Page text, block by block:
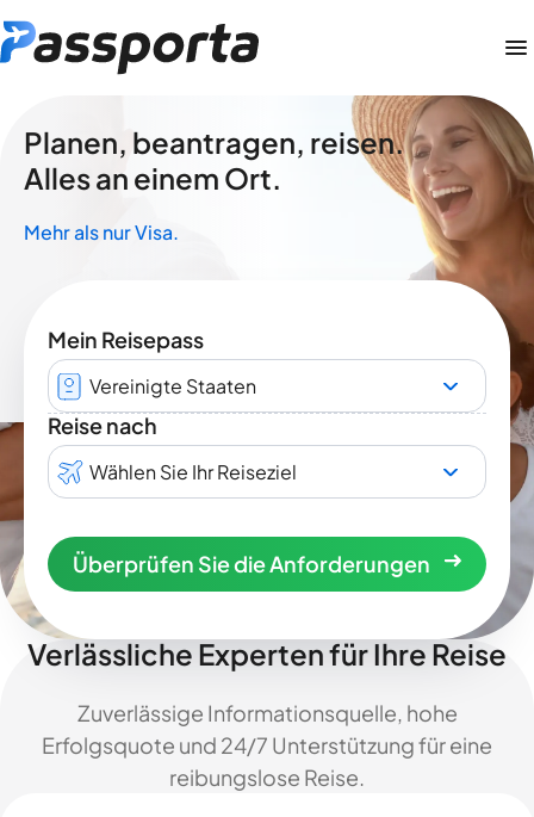
Planen, beantragen, reisen.
Alles an einem Ort.
Mehr als nur Visa.
Mein Reisepass
Vereinigte Staaten
Reise nach
Wählen Sie Ihr Reiseziel
Überprüfen Sie die Anforderungen
Verlässliche Experten für Ihre Reise
Zuverlässige Informationsquelle, hohe
Erfolgsquote und 24/7 Unterstützung für eine
reibungslose Reise.